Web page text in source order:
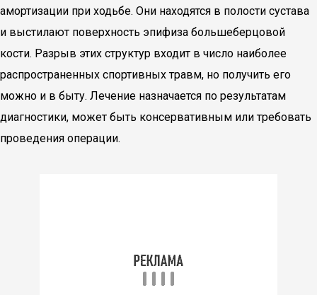
амортизации при ходьбе. Они находятся в полости сустава
и выстилают поверхность эпифиза большеберцовой
кости. Разрыв этих структур входит в число наиболее
распространенных спортивных травм, но получить его
можно и в быту. Лечение назначается по результатам
диагностики, может быть консервативным или требовать
проведения операции.